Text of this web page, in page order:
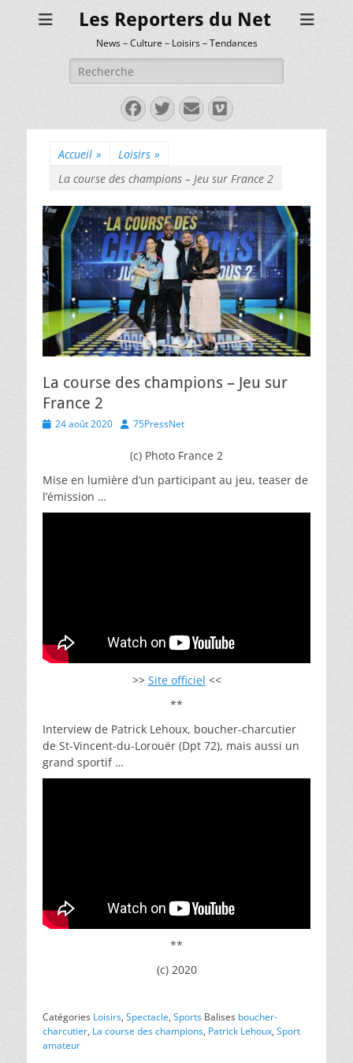
Les Reporters du Net
News – Culture – Loisirs – Tendances
Rechercher :
Facebook
Twitter
E-
mail
Vimeo
Accueil » Loisirs »
La course des champions – Jeu sur France 2
La course des champions – Jeu sur
France 2
Posted
24 août 2020 Author
75PressNet
(c) Photo France 2
Mise en lumière d’un participant au jeu, teaser de
l’émission …
>> Site officiel <<
**
Interview de Patrick Lehoux, boucher-charcutier
de St-Vincent-du-Lorouër (Dpt 72), mais aussi un
grand sportif …
**
(c) 2020
Catégories Loisirs, Spectacle, Sports Balises boucher-
charcutier, La course des champions, Patrick Lehoux, Sport
amateur